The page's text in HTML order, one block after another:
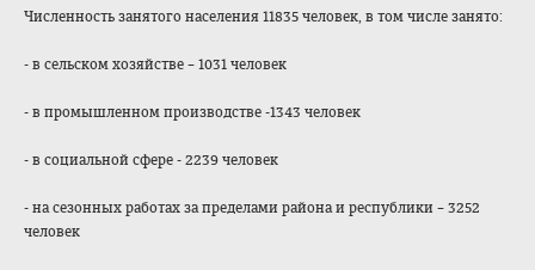
Численность занятого населения 11835 человек, в том числе занято:
- в сельском хозяйстве – 1031 человек
- в промышленном производстве -1343 человек
- в социальной сфере - 2239 человек
- на сезонных работах за пределами района и республики – 3252
человек